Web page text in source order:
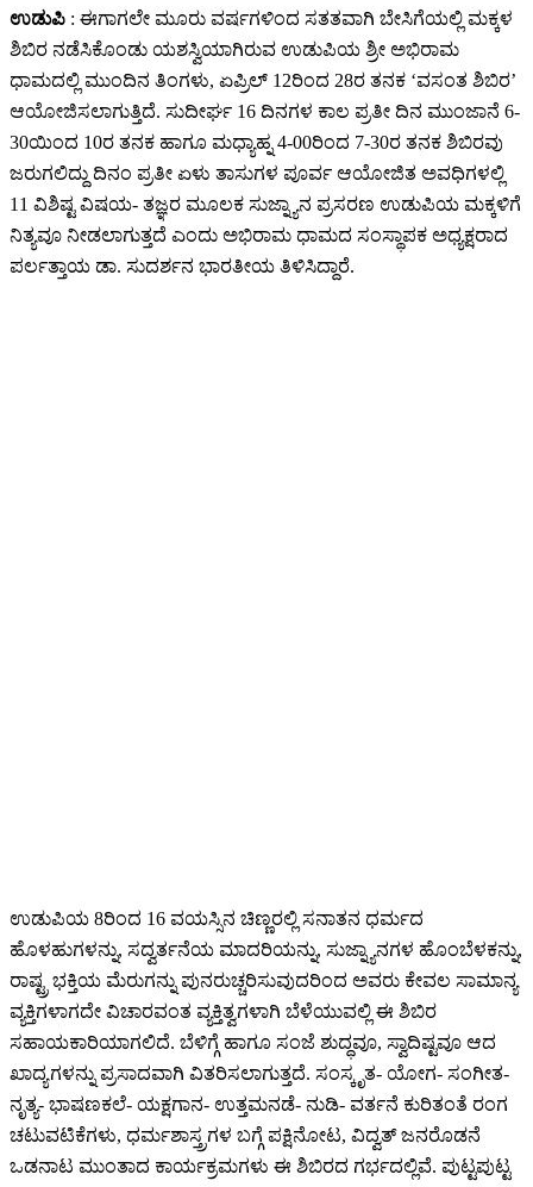
ಉಡುಪಿ : ಈಗಾಗಲೇ ಮೂರು ವರ್ಷಗಳಿಂದ ಸತತವಾಗಿ ಬೇಸಿಗೆಯಲ್ಲಿ ಮಕ್ಕಳ
ಶಿಬಿರ ನಡೆಸಿಕೊಂಡು ಯಶಸ್ವಿಯಾಗಿರುವ ಉಡುಪಿಯ ಶ್ರೀ ಅಭಿರಾಮ
ಧಾಮದಲ್ಲಿ ಮುಂದಿನ ತಿಂಗಳು, ಏಪ್ರಿಲ್‌ 12ರಿಂದ 28ರ ತನಕ ‘ವಸಂತ ಶಿಬಿರ’
ಆಯೋಜಿಸಲಾಗುತ್ತಿದೆ. ಸುದೀರ್ಘ 16 ದಿನಗಳ ಕಾಲ ಪ್ರತೀ ದಿನ ಮುಂಜಾನೆ 6-
30ಯಿಂದ 10ರ ತನಕ ಹಾಗೂ ಮಧ್ಯಾಹ್ನ 4-00ರಿಂದ 7-30ರ ತನಕ ಶಿಬಿರವು
ಜರುಗಲಿದ್ದು ದಿನಂ ಪ್ರತೀ ಏಳು ತಾಸುಗಳ ಪೂರ್ವ ಆಯೋಜಿತ ಅವಧಿಗಳಲ್ಲಿ
11 ವಿಶಿಷ್ಟ ವಿಷಯ- ತಜ್ಞರ ಮೂಲಕ ಸುಜ್ನ್ಯಾನ ಪ್ರಸರಣ ಉಡುಪಿಯ ಮಕ್ಕಳಿಗೆ
ನಿತ್ಯವೂ ನೀಡಲಾಗುತ್ತದೆ ಎಂದು ಅಭಿರಾಮ ಧಾಮದ ಸಂಸ್ಥಾಪಕ ಅಧ್ಯಕ್ಷರಾದ
ಪರ್ಲತ್ತಾಯ ಡಾ. ಸುದರ್ಶನ ಭಾರತೀಯ ತಿಳಿಸಿದ್ದಾರೆ.
ಉಡುಪಿಯ 8ರಿಂದ 16 ವಯಸ್ಸಿನ ಚಿಣ್ಣರಲ್ಲಿ ಸನಾತನ ಧರ್ಮದ
ಹೊಳಹುಗಳನ್ನು, ಸದ್ವರ್ತನೆಯ ಮಾದರಿಯನ್ನು, ಸುಜ್ನ್ಯಾನಗಳ ಹೊಂಬೆಳಕನ್ನು,
ರಾಷ್ಟ್ರ ಭಕ್ತಿಯ ಮೆರುಗನ್ನು ಪುನರುಚ್ಚರಿಸುವುದರಿಂದ ಅವರು ಕೇವಲ ಸಾಮಾನ್ಯ
ವ್ಯಕ್ತಿಗಳಾಗದೇ ವಿಚಾರವಂತ ವ್ಯಕ್ತಿತ್ವಗಳಾಗಿ ಬೆಳೆಯುವಲ್ಲಿ ಈ ಶಿಬಿರ
ಸಹಾಯಕಾರಿಯಾಗಲಿದೆ. ಬೆಳಿಗ್ಗೆ ಹಾಗೂ ಸಂಜೆ ಶುದ್ಧವೂ, ಸ್ವಾದಿಷ್ಟವೂ ಆದ
ಖಾದ್ಯಗಳನ್ನು ಪ್ರಸಾದವಾಗಿ ವಿತರಿಸಲಾಗುತ್ತದೆ. ಸಂಸ್ಕೃತ- ಯೋಗ- ಸಂಗೀತ-
ನೃತ್ಯ- ಭಾಷಣಕಲೆ- ಯಕ್ಷಗಾನ- ಉತ್ತಮನಡೆ- ನುಡಿ- ವರ್ತನೆ ಕುರಿತಂತೆ ರಂಗ
ಚಟುವಟಿಕೆಗಳು, ಧರ್ಮಶಾಸ್ತ್ರಗಳ ಬಗ್ಗೆ ಪಕ್ಷಿನೋಟ, ವಿದ್ವತ್‌ ಜನರೊಡನೆ
ಒಡನಾಟ ಮುಂತಾದ ಕಾರ್ಯಕ್ರಮಗಳು ಈ ಶಿಬಿರದ ಗರ್ಭದಲ್ಲಿವೆ. ಪುಟ್ಟಪುಟ್ಟ